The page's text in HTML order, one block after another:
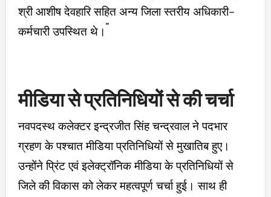
श्री आशीष देवहारि सहित अन्य जिला स्तरीय अधिकारी-
कर्मचारी उपस्थित थे।
मीडिया से प्रतिनिधियों से की चर्चा
नवपदस्थ कलेक्टर इन्द्रजीत सिंह चन्द्रवाल ने पदभार
ग्रहण के पश्चात मीडिया प्रतिनिधियों से मुखातिब हुए।
उन्होंने प्रिंट एवं इलेक्ट्रॉनिक मीडिया के प्रतिनिधियों से
जिले की विकास को लेकर महत्वपूर्ण चर्चा हुई। साथ ही